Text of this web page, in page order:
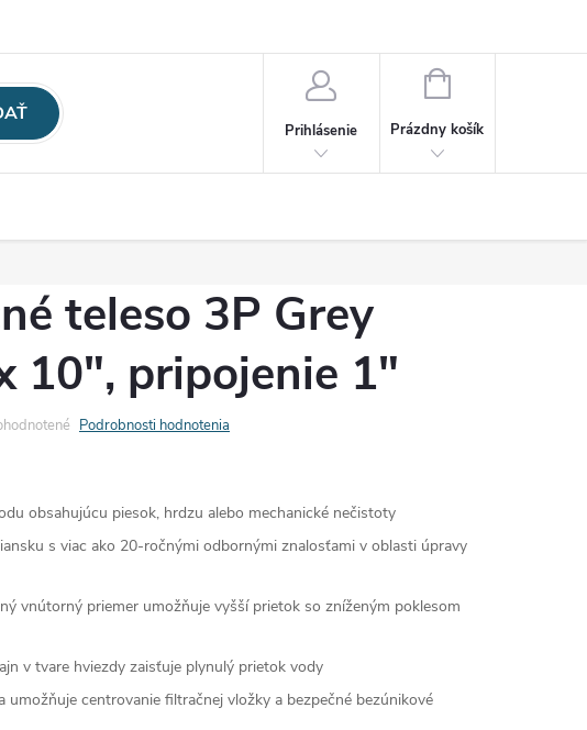
Prihlásenie
NÁKUPNÝ
Prázdny košík
teleso 3P Grey
10", pripojenie 1"
Podrobnosti hodnotenia
obsahujúcu piesok, hrdzu alebo mechanické nečistoty
s viac ako 20-ročnými odbornými znalosťami v oblasti úpravy
vnútorný priemer umožňuje vyšší prietok so zníženým poklesom
v tvare hviezdy zaisťuje plynulý prietok vody
umožňuje centrovanie filtračnej vložky a bezpečné bezúnikové